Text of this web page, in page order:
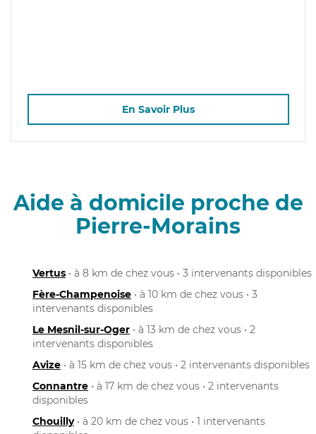
En Savoir Plus
Aide à domicile proche de
Pierre-Morains
Vertus • à 8 km de chez vous • 3 intervenants disponibles
Fère-Champenoise • à 10 km de chez vous • 3
intervenants disponibles
Le Mesnil-sur-Oger • à 13 km de chez vous • 2
intervenants disponibles
Avize • à 15 km de chez vous • 2 intervenants disponibles
Connantre • à 17 km de chez vous • 2 intervenants
disponibles
Chouilly• à 20 km de chez vous • 1 intervenants